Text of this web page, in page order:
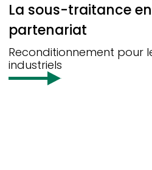
La sous-traitance
partenariat
Reconditionnement pour
industriels